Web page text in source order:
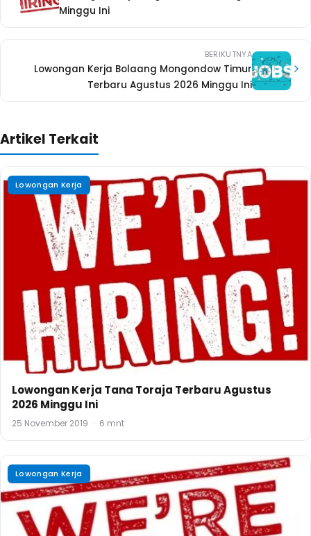
Minggu Ini
BERIKUTNYA
Lowongan Kerja Bolaang Mongondow Timur
Terbaru Agustus 2026 Minggu Ini
Artikel Terkait
Lowongan Kerja
Lowongan Kerja Tana Toraja Terbaru Agustus
2026 Minggu Ini
25 November 2019 · 6 mnt
Lowongan Kerja